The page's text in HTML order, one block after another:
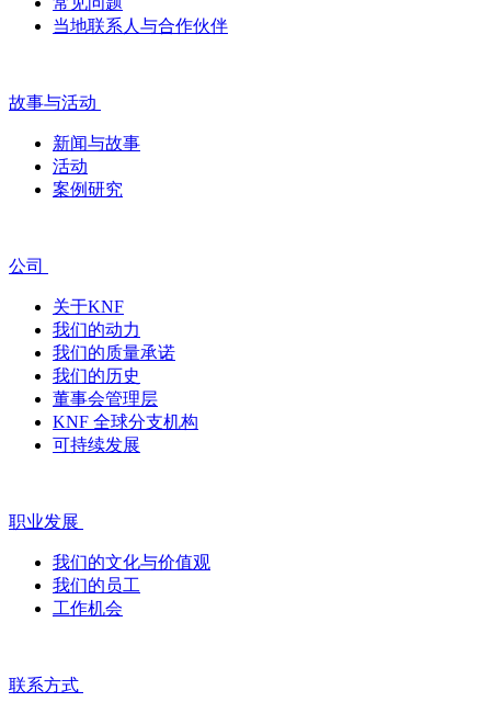
当地联系人与合作伙伴
故事与活动
新闻与故事
活动
案例研究
公司
关于KNF
我们的动力
我们的质量承诺
我们的历史
董事会管理层
KNF 全球分支机构
可持续发展
职业发展
我们的文化与价值观
我们的员工
工作机会
联系方式